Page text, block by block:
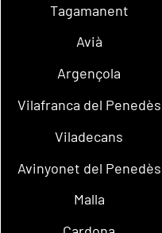
Tagamanent
Avià
Argençola
Vilafranca del Penedès
Viladecans
Avinyonet del Penedès
Malla